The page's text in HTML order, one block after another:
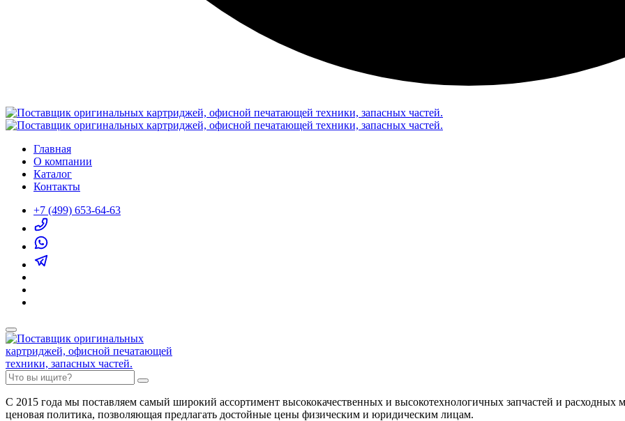
Главная
О компании
Каталог
Контакты
+7 (499) 653-64-63
С 2015 года мы поставляем самый широкий ассортимент высококачественных и высокотехнологичных запчастей и
ценовая политика, позволяющая предлагать достойные цены физическим и юридическим лицам.